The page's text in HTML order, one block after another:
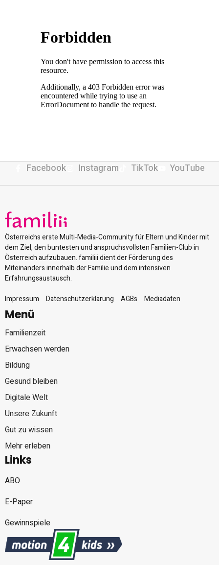
Facebook Instagram TikTok YouTube
Österreichs erste Multi-Media-Community für Eltern und Kinder mit
dem Ziel, den buntesten und anspruchsvollsten Familien-Club in
Österreich aufzubauen. familiii dient der Förderung des
Miteinanders innerhalb der Familie und dem intensiven
Erfahrungsaustausch.
Impressum
Datenschutzerklärung AGBs Mediadaten
Menü
Familienzeit
Erwachsen werden
Bildung
Gesund bleiben
Digitale Welt
Unsere Zukunft
Gut zu wissen
Mehr erleben
Links
ABO
E-Paper
Gewinnspiele